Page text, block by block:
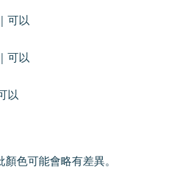
可以
可以
以
色可能會略有差異。